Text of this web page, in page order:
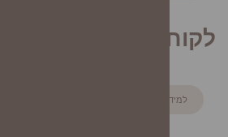
לקוח/ה 11
למידע נוסף